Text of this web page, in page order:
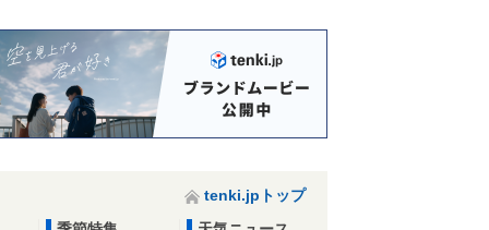
tenki.jpトップ